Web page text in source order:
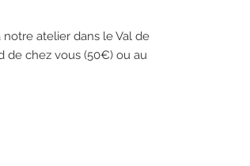
atelier dans le Val de
de chez vous (50€) ou au